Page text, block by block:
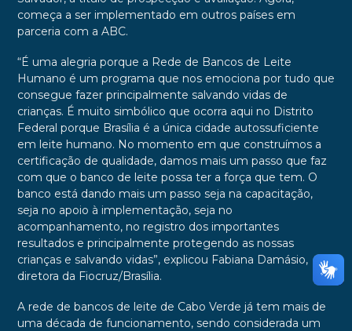
começa a ser implementado em outros países em
parceria com a ABC.
“É uma alegria porque a Rede de Bancos de Leite
Humano é um programa que nos emociona por tudo que
consegue fazer principalmente salvando vidas de
crianças. É muito simbólico que ocorra aqui no Distrito
Federal porque Brasília é a única cidade autossuficiente
em leite humano. No momento em que construímos a
certificação de qualidade, damos mais um passo que faz
com que o banco de leite possa ter a força que tem. O
banco está dando mais um passo seja na capacitação,
seja no apoio à implementação, seja no
acompanhamento, no registro dos importantes
resultados e principalmente protegendo as nossas
crianças e salvando vidas”, explicou Fabiana Damásio,
diretora da Fiocruz/Brasília.
A rede de bancos de leite de Cabo Verde já tem mais de
uma década de funcionamento, sendo considerada um